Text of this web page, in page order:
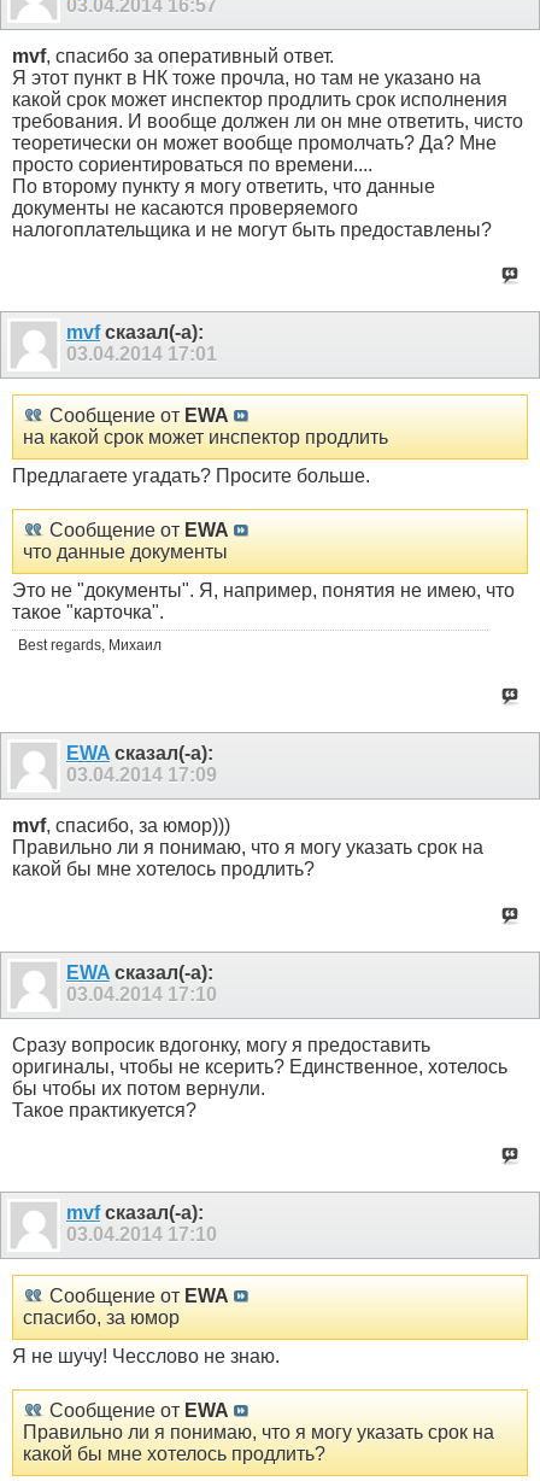
03.04.2014 16:57
mvf, спасибо за оперативный ответ.
Я этот пункт в НК тоже прочла, но там не указано на
какой срок может инспектор продлить срок исполнения
требования. И вообще должен ли он мне ответить, чисто
теоретически он может вообще промолчать? Да? Мне
просто сориентироваться по времени....
По второму пункту я могу ответить, что данные
документы не касаются проверяемого
налогоплательщика и не могут быть предоставлены?
mvfсказал(-а):
03.04.2014 17:01
Сообщение от EWA
на какой срок может инспектор продлить
Предлагаете угадать? Просите больше.
Сообщение от EWA
что данные документы
Это не "документы". Я, например, понятия не имею, что
такое "карточка".
Best regards, Михаил
EWA сказал(-а):
03.04.2014 17:09
mvf, спасибо, за юмор)))
Правильно ли я понимаю, что я могу указать срок на
какой бы мне хотелось продлить?
EWA сказал(-а):
03.04.2014 17:10
Сразу вопросик вдогонку, могу я предоставить
оригиналы, чтобы не ксерить? Единственное, хотелось
бы чтобы их потом вернули.
Такое практикуется?
mvfсказал(-а):
03.04.2014 17:10
Сообщение от EWA
спасибо, за юмор
Я не шучу! Чесслово не знаю.
Сообщение от EWA
Правильно ли я понимаю, что я могу указать срок на
какой бы мне хотелось продлить?